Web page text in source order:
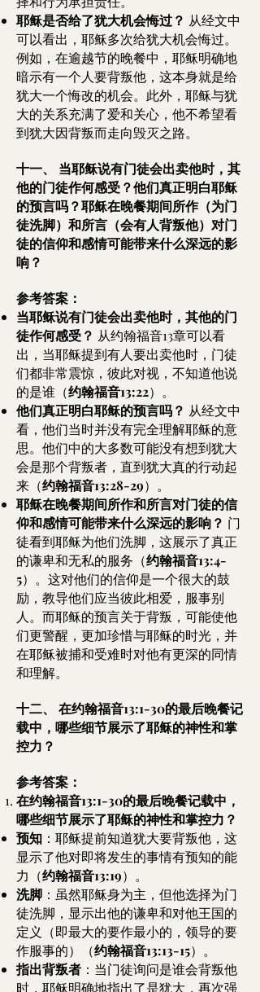
耶稣是否给了犹大机会悔过？ 从经文中
可以看出，耶稣多次给犹大机会悔过。
例如，在逾越节的晚餐中，耶稣明确地
暗示有一个人要背叛他，这本身就是给
犹大一个悔改的机会。此外，耶稣与犹
大的关系充满了爱和关心，他不希望看
到犹大因背叛而走向毁灭之路。
十一、
当耶稣说有门徒会出卖他时，其
他的门徒作何感受？他们真正明白耶稣
的预言吗？耶稣在晚餐期间所作（为门
徒洗脚）和所言（会有人背叛他）对门
徒的信仰和感情可能带来什么深远的影
响？
参考答案：
当耶稣说有门徒会出卖他时，其他的门
徒作何感受？ 从约翰福音13章可以看
出，当耶稣提到有人要出卖他时，门徒
们都非常震惊，彼此对视，不知道他说
的是谁（约翰福音13:22）。
他们真正明白耶稣的预言吗？ 从经文中
看，他们当时并没有完全理解耶稣的意
思。他们中的大多数可能没有想到犹大
会是那个背叛者，直到犹大真的行动起
来（约翰福音13:28-29）。
耶稣在晚餐期间所作和所言对门徒的信
仰和感情可能带来什么深远的影响？ 门
徒看到耶稣为他们洗脚，这展示了真正
的谦卑和无私的服务（约翰福音13:4-
5）。这对他们的信仰是一个很大的鼓
励，教导他们应当彼此相爱，服事别
人。而耶稣的预言关于背叛，可能使他
们更警醒，更加珍惜与耶稣的时光，并
在耶稣被捕和受难时对他有更深的同情
和理解。
十二、
在约翰福音13:1-30的最后晚餐记
载中，哪些细节展示了耶稣的神性和掌
控力？
参考答案：
在约翰福音13:1-30的最后晚餐记载中，
哪些细节展示了耶稣的神性和掌控力？
预知 ：耶稣提前知道犹大要背叛他，这
显示了他对即将发生的事情有预知的能
力（约翰福音13:19）。
洗脚 ：虽然耶稣身为主，但他选择为门
徒洗脚，显示出他的谦卑和对他王国的
定义（即最大的要作最小的，领导的要
作服事的）（约翰福音13:13-15）。
指出背叛者 ：当门徒询问是谁会背叛他
时，耶稣明确地指出了是犹大，再次强